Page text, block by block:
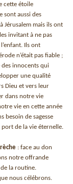
cette étoile
sont aussi des
Jérusalem mais ils ont
invitant à ne pas
Ils ont
n’était pas fiable ;
innocents qui
une qualité
Dieu et vers leur
dans notre vie
vie en cette année
besoin de sagesse
de la vie éternelle.
: face au don
notre offrande
la routine.
nous célébrons.